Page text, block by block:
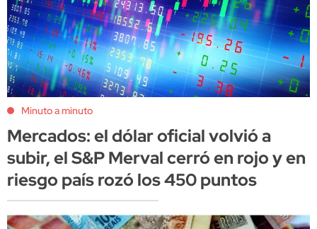
Minuto a minuto
Mercados: el dólar oficial volvió a
subir, el S&P Merval cerró en rojo y en
riesgo país rozó los 450 puntos